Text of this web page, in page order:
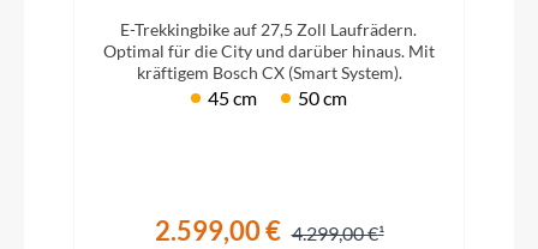
E-Trekkingbike auf 27,5 Zoll Laufrädern.
Optimal für die City und darüber hinaus. Mit
kräftigem Bosch CX (Smart System).
45 cm 50 cm
2.599,00 € 4.299,00 €